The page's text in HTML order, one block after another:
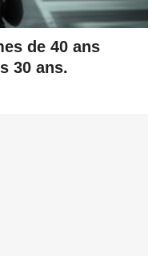
de 40 ans
30 ans.